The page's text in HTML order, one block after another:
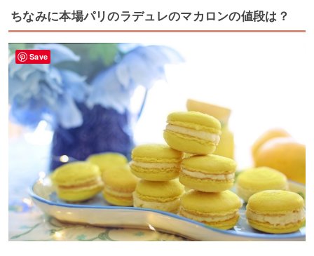
ちなみに本場パリのラデュレのマカロンの値段は？
Save